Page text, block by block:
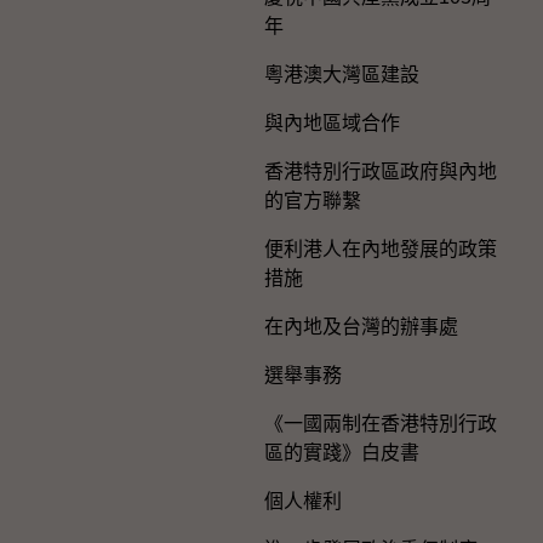
年
粵港澳大灣區建設
與內地區域合作
香港特別行政區政府與內地
的官方聯繫
便利港人在內地發展的政策
措施
在內地及台灣的辦事處
選舉事務
《一國兩制在香港特別行政
區的實踐》白皮書
個人權利